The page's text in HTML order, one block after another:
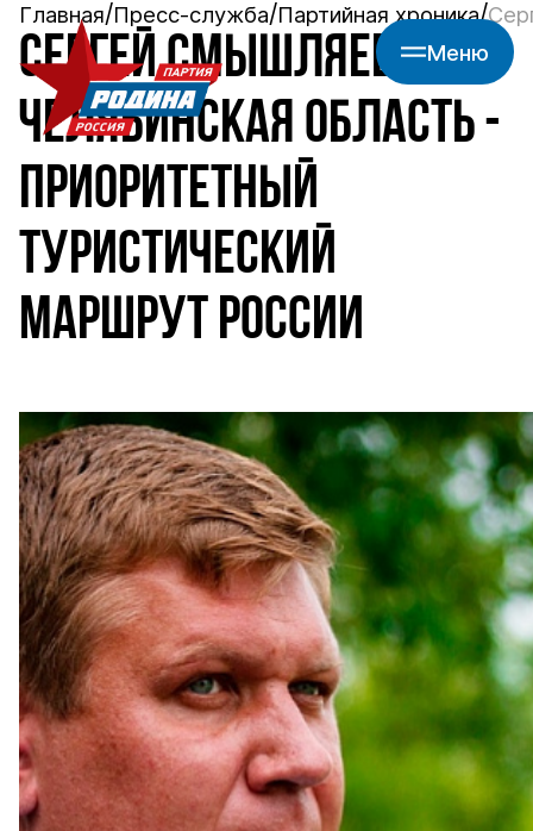
Меню
Главная Пресс-служба Партийная хроника
СЕРГЕЙ СМЫШЛЯЕВ:
ЧЕЛЯБИНСКАЯ ОБЛАСТЬ -
ПРИОРИТЕТНЫЙ
ТУРИСТИЧЕСКИЙ
МАРШРУТ РОССИИ